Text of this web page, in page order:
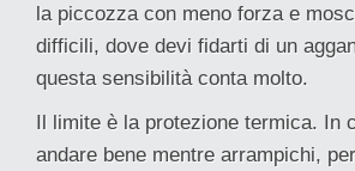
la piccozza con meno forza e
difficili, dove devi fidarti di un
questa sensibilità conta molto.
Il limite è la protezione termica. In
andare bene mentre arrampichi,